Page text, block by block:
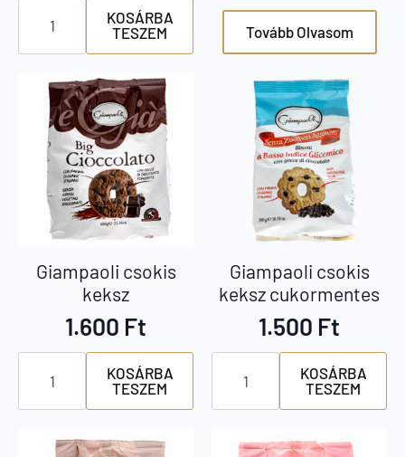
omlós
keksz
friss
mennyiség
KOSÁRBA
TESZEM
Tovább Olvasom
Giampaoli csokis
keksz
1.600 Ft
Giampaoli
csokis
keksz
mennyiség
KOSÁRBA
TESZEM
Giampaoli csokis
keksz cukormentes
1.500 Ft
Giampaoli
csokis
keksz
cukormentes
KOSÁRBA
TESZEM